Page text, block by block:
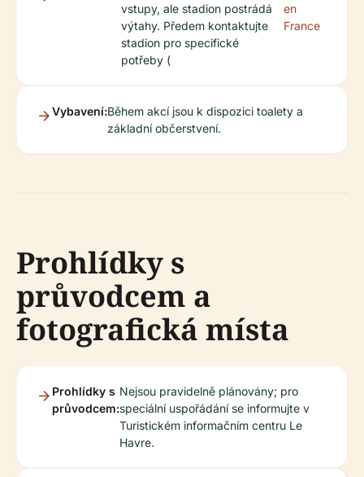
vstupy, ale stadion postrádá
výtahy. Předem kontaktujte
stadion pro specifické
potřeby (
en
France
Vybavení:Během akcí jsou k dispozici toalety a
základní občerstvení.
Prohlídky s
průvodcem a
fotografická místa
Prohlídky s
průvodcem:
Nejsou pravidelně plánovány; pro
speciální uspořádání se informujte v
Turistickém informačním centru Le
Havre.